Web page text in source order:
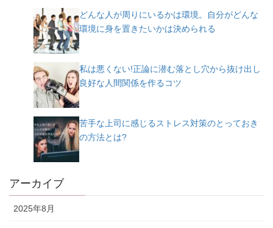
どんな人が周りにいるかは環境。自分がどんな
環境に身を置きたいかは決められる
私は悪くない!正論に潜む落とし穴から抜け出し
良好な人間関係を作るコツ
苦手な上司に感じるストレス対策のとっておき
の方法とは?
アーカイブ
2025年8月